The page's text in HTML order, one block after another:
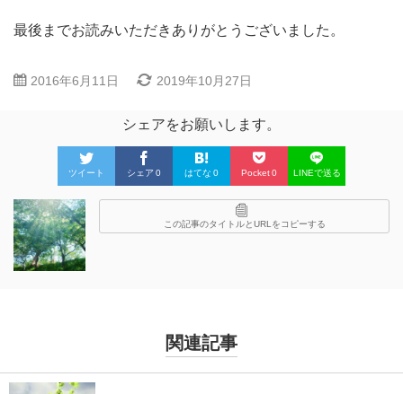
最後までお読みいただきありがとうございました。
2016年6月11日 2019年10月27日
シェアをお願いします。
ツイート シェア 0 はてな 0 Pocket0 LINEで送る
この記事のタイトルとURLをコピーする
関連記事